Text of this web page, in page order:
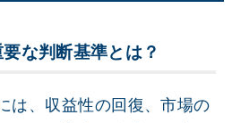
な判断基準とは？
は、収益性の回復、市場の